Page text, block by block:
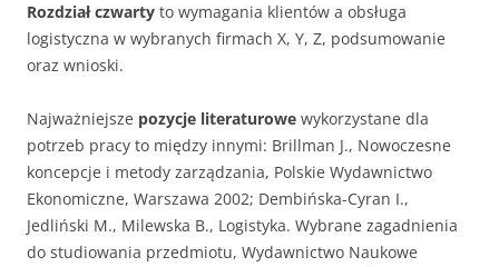
Rozdział czwarty to wymagania klientów a obsługa
logistyczna w wybranych firmach X, Y, Z, podsumowanie
oraz wnioski.
Najważniejsze pozycje literaturowe wykorzystane dla
potrzeb pracy to między innymi: Brillman J., Nowoczesne
koncepcje i metody zarządzania, Polskie Wydawnictwo
Ekonomiczne, Warszawa 2002; Dembińska-Cyran I.,
Jedliński M., Milewska B., Logistyka. Wybrane zagadnienia
do studiowania przedmiotu, Wydawnictwo Naukowe